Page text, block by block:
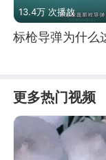
13.4万 次播放
标枪导弹为什么
更多热门视频